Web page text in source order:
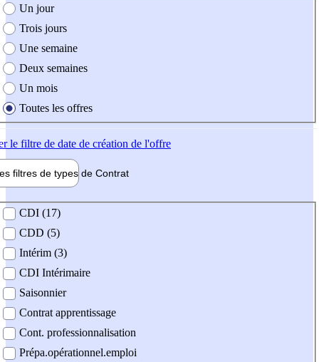
création de l'offre
Un jour
Trois jours
Une semaine
Deux semaines
Un mois
Toutes les offres
le filtre de date de création de l'offre
filtres de types de Contrat
contrat
CDI (17)
CDD (5)
Intérim (3)
CDI Intérimaire
Saisonnier
Contrat apprentissage
Cont. professionnalisation
Prépa.opérationnel.emploi